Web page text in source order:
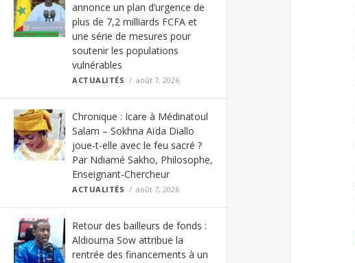
annonce un plan d’urgence de
plus de 7,2 milliards FCFA et
une série de mesures pour
soutenir les populations
vulnérables
ACTUALITÉS août 7, 2026
Chronique : Icare à Médinatoul
Salam – Sokhna Aïda Diallo
joue-t-elle avec le feu sacré ?
Par Ndiamé Sakho, Philosophe,
Enseignant-Chercheur
ACTUALITÉS août 7, 2026
Retour des bailleurs de fonds :
Aldiouma Sow attribue la
rentrée des financements à un